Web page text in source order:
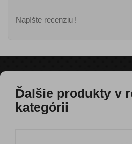
Napíšte recenziu !
Ďalšie produkty v
kategórii